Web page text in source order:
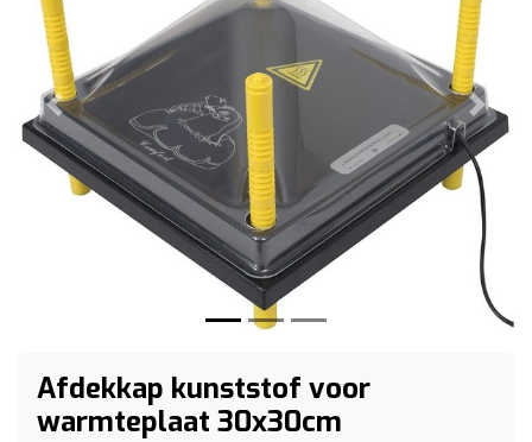
Vorige
Afdekkap kunststof voor
warmteplaat 30x30cm